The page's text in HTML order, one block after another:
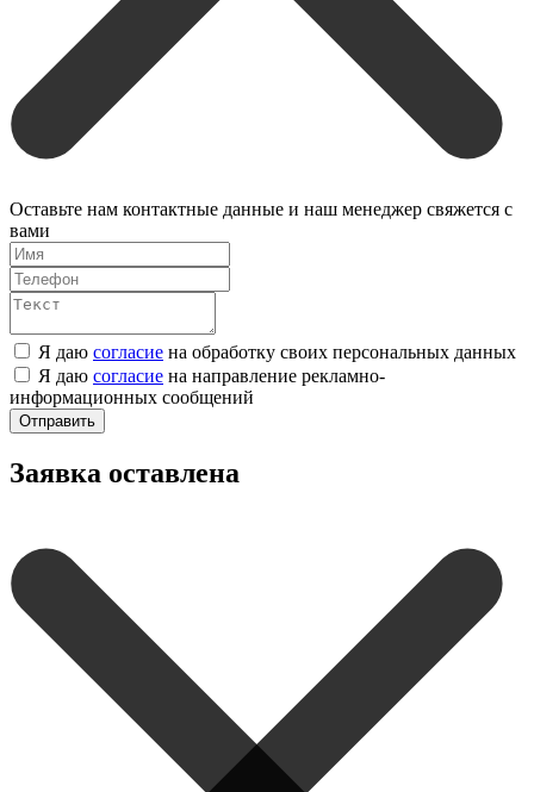
Оставьте нам контактные данные и наш менеджер свяжется с
вами
Я даю согласие на обработку своих персональных данных
Я даю согласие на направление рекламно-
информационных сообщений
Отправить
Заявка оставлена